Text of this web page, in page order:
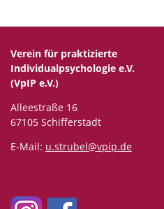
Verein für praktizierte
Individualpsychologie e.V.
(VpIP e.V.)
Alleestraße 16
67105 Schifferstadt
E-Mail: u.strubel@vpip.de